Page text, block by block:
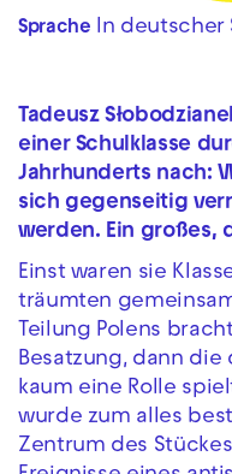
Sprache In deutscher
Tadeusz
einer Schulklasse
Jahrhunderts nach:
sich gegenseitig
werden. Ein großes,
Einst waren sie
träumten
Teilung Polens
Besatzung, dann die
kaum eine Rolle
wurde zum alles
Zentrum des